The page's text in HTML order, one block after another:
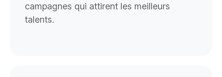
campagnes qui attirent les meilleurs
talents.